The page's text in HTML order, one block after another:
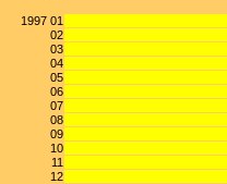
1997 01
02
03
04
05
06
07
08
09
10
11
12